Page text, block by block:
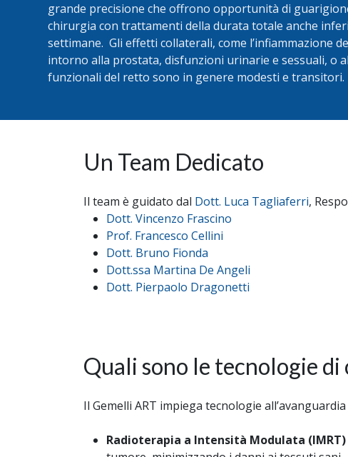
grande precisione che offrono opportunità di
chirurgia con trattamenti della durata totale anche
settimane. Gli effetti collaterali, come l’infiammazione
intorno alla prostata, disfunzioni urinarie e sessuali, o
funzionali del retto sono in genere modesti e transitori.
Un Team Dedicato
Il team è guidato dal Dott. Luca Tagliaferri,
Dott. Vincenzo Frascino
Prof. Francesco Cellini
Dott. Bruno Fionda
Dott.ssa Martina De Angeli
Dott. Pierpaolo Dragonetti
Quali sono le tecnologie
Il Gemelli ART impiega tecnologie
Radioterapia a Intensità Modulata (IMRT)